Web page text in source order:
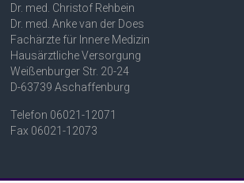
Dr. med. Christof Rehbein
Dr. med. Anke van der Does
Fachärzte für Innere Medizin
Hausärztliche Versorgung
Weißenburger Str. 20-24
D-63739 Aschaffenburg
Telefon 06021-12071
Fax 06021-12073